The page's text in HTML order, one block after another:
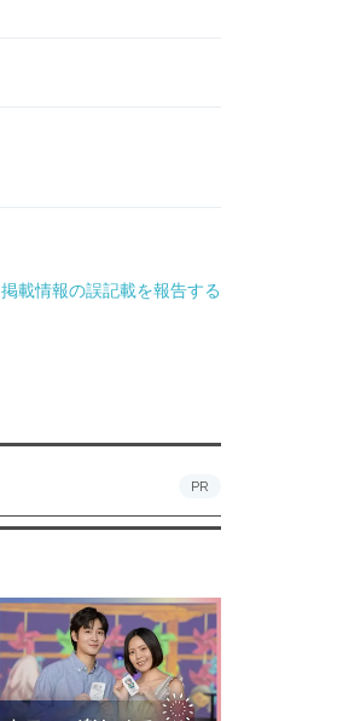
掲載情報の誤記載を報告する
PR